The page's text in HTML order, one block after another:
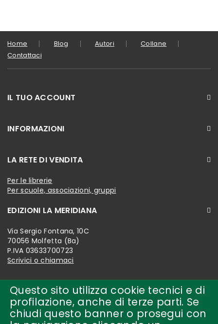
Questo sito utilizza cookie tecnici e di
profilazione, anche di terze parti. Se
chiudi questo banner o prosegui con
Home Blog Autori
Collane
Contattaci
IL TUO ACCOUNT
INFORMAZIONI
LA RETE DI VENDITA
Per le librerie
Per scuole, associazioni, gruppi
EDIZIONI LA MERIDIANA
Via Sergio Fontana, 10C
70056 Molfetta (Ba)
P.IVA 03633700723
Scrivici o chiamaci